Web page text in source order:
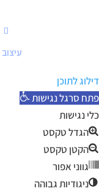
דילוג לתוכן
פתח סרגל נגישות
כלי נגישות
הגדל טקסט
הקטן טקסט
גווני אפור
ניגודיות גבוהה